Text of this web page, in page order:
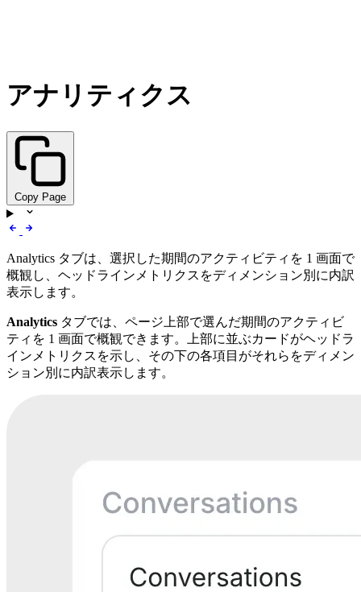
アナリティクス
Copy Page
Analytics タブは、選択した期間のアクティビティを 1 画面で
概観し、ヘッドラインメトリクスをディメンション別に内訳
表示します。
Analytics タブでは、ページ上部で選んだ期間のアクティビ
ティを 1 画面で概観できます。上部に並ぶカードがヘッドラ
インメトリクスを示し、その下の各項目がそれらをディメン
ション別に内訳表示します。